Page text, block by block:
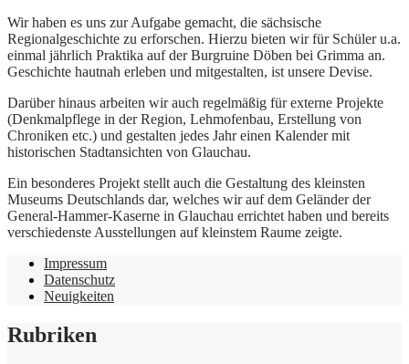
Wir haben es uns zur Aufgabe gemacht, die sächsische
Regionalgeschichte zu erforschen. Hierzu bieten wir für Schüler u.a.
einmal jährlich Praktika auf der Burgruine Döben bei Grimma an.
Geschichte hautnah erleben und mitgestalten, ist unsere Devise.
Darüber hinaus arbeiten wir auch regelmäßig für externe Projekte
(Denkmalpflege in der Region, Lehmofenbau, Erstellung von
Chroniken etc.) und gestalten jedes Jahr einen Kalender mit
historischen Stadtansichten von Glauchau.
Ein besonderes Projekt stellt auch die Gestaltung des kleinsten
Museums Deutschlands dar, welches wir auf dem Geländer der
General-Hammer-Kaserne in Glauchau errichtet haben und bereits
verschiedenste Ausstellungen auf kleinstem Raume zeigte.
Impressum
Datenschutz
Neuigkeiten
Rubriken